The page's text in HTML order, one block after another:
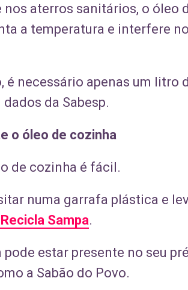
aterros sanitários, o óleo
a temperatura e interfere
é necessário apenas um litro
da Sabesp.
o óleo de cozinha
de cozinha é fácil.
numa garrafa plástica e
Sampa.
estar presente no seu
a Sabão do Povo.